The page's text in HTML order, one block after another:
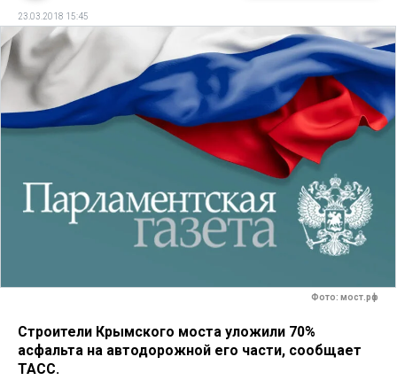
23.03.2018 15:45
Фото: мост.рф
Строители Крымского моста уложили 70%
асфальта на автодорожной его части, сообщает
ТАСС.